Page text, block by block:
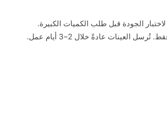
عينات مجانية (100–500 غ) لاختبار الجودة قبل طلب الكميات الكبيرة.
العينات عادةً خلال 2–3 أيام عمل.